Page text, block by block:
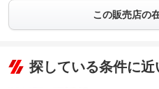
この販売店の
探している条件に近